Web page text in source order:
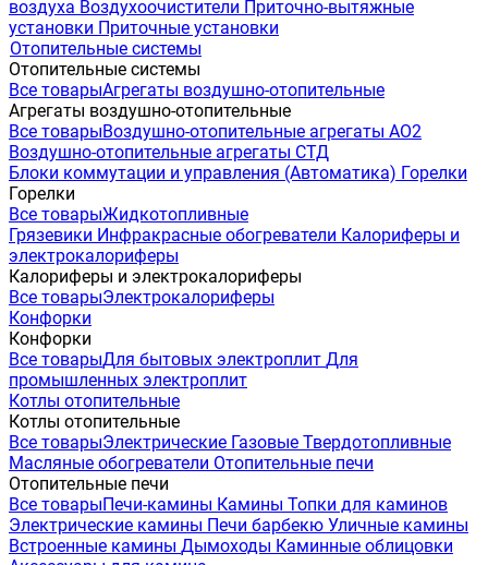
воздуха Воздухоочистители Приточно-вытяжные
установки Приточные установки
Отопительные системы
Отопительные системы
Все товарыАгрегаты воздушно-отопительные
Агрегаты воздушно-отопительные
Все товарыВоздушно-отопительные агрегаты АО2
Воздушно-отопительные агрегаты СТД
Блоки коммутации и управления (Автоматика) Горелки
Горелки
Все товарыЖидкотопливные
Грязевики Инфракрасные обогреватели Калориферы и
электрокалориферы
Калориферы и электрокалориферы
Все товарыЭлектрокалориферы
Конфорки
Конфорки
Все товарыДля бытовых электроплит Для
промышленных электроплит
Котлы отопительные
Котлы отопительные
Все товарыЭлектрические Газовые Твердотопливные
Масляные обогреватели Отопительные печи
Отопительные печи
Все товарыПечи-камины Камины Топки для каминов
Электрические камины Печи барбекю Уличные камины
Встроенные камины Дымоходы Каминные облицовки